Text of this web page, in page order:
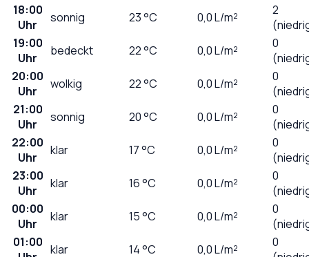
18:00
Uhr
sonnig 23°C 0,0L/m²
2
19:00
Uhr
bedeckt 22°C 0,0L/m²
0
20:00
Uhr
wolkig 22°C 0,0L/m²
0
21:00
Uhr
sonnig 20°C 0,0L/m²
0
22:00
Uhr
klar 17°C 0,0L/m²
0
23:00
Uhr
klar 16°C 0,0L/m²
0
00:00
Uhr
klar 15°C 0,0L/m²
0
01:00 klar 14°C 0,0L/m²
0